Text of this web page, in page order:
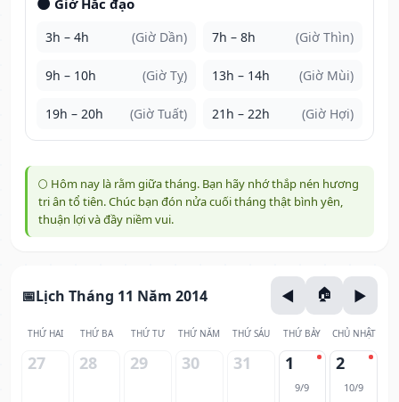
🌑 Giờ Hắc đạo
3h – 4h (Giờ Dần) 7h – 8h (Giờ Thìn)
9h – 10h (Giờ Tỵ) 13h – 14h (Giờ Mùi)
19h – 20h (Giờ Tuất) 21h – 22h (Giờ Hợi)
🌕 Hôm nay là rằm giữa tháng. Bạn hãy nhớ thắp nén hương
tri ân tổ tiên. Chúc bạn đón nửa cuối tháng thật bình yên,
thuận lợi và đầy niềm vui.
Lịch Tháng 11 Năm 2014
THỨ HAI THỨ BA THỨ TƯ THỨ NĂM THỨ SÁU THỨ BẢY CHỦ NHẬT
27 28 29 30 31 1
9/9
2
10/9